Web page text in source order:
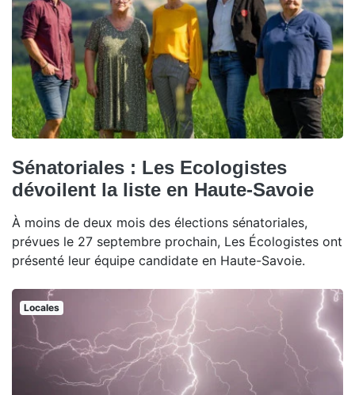
Sénatoriales : Les Ecologistes
dévoilent la liste en Haute-Savoie
À moins de deux mois des élections sénatoriales,
prévues le 27 septembre prochain, Les Écologistes ont
présenté leur équipe candidate en Haute-Savoie.
Locales